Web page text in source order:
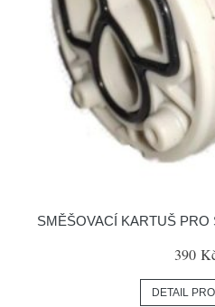
SMĚŠOVACÍ KARTUŠ
390
DETAIL